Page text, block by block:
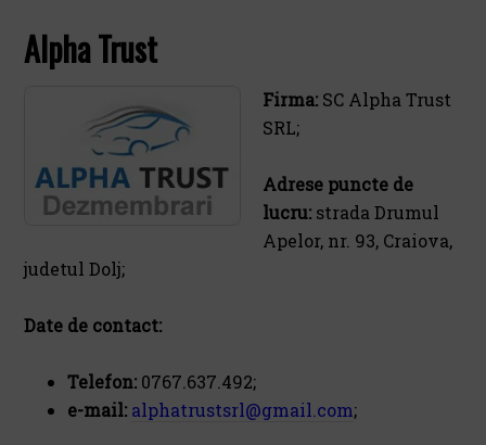
Alpha Trust
Firma: SC Alpha Trust
SRL;
Adrese puncte de
lucru: strada Drumul
Apelor, nr. 93, Craiova,
judetul Dolj;
Date de contact:
Telefon: 0767.637.492;
e-mail: alphatrustsrl@gmail.com;